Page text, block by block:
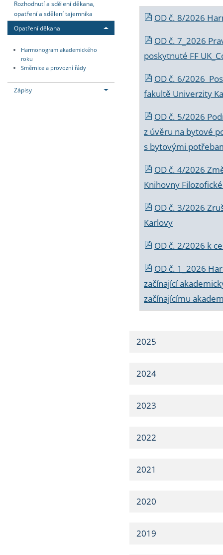
Rozhodnutí a sdělení děkana,
opatření a sdělení tajemníka
Opatření děkana
Harmonogram akademického
roku
Směrnice a provozní řády
Zápisy
OD č. 8/2026
OD č. 7_2026
poskytnuté FF
OD č. 6/2026
fakultě Univerzity
OD č. 5/2026
z úvěru na bytové
s bytovými
OD č. 4/2026
Knihovny
OD č. 3/2026
Karlovy
OD č. 2/2026 k
OD č. 1_2026
začínající
začínajícímu
2025
2024
2023
2022
2021
2020
2019